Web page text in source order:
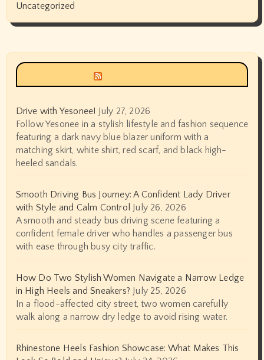
Uncategorized
Drive with Yesonee! July 27, 2026
Follow Yesonee in a stylish lifestyle and fashion sequence
featuring a dark navy blue blazer uniform with a
matching skirt, white shirt, red scarf, and black high-
heeled sandals.
Smooth Driving Bus Journey: A Confident Lady Driver
with Style and Calm Control July 26, 2026
A smooth and steady bus driving scene featuring a
confident female driver who handles a passenger bus
with ease through busy city traffic.
How Do Two Stylish Women Navigate a Narrow Ledge
in High Heels and Sneakers? July 25, 2026
In a flood-affected city street, two women carefully
walk along a narrow dry ledge to avoid rising water.
Rhinestone Heels Fashion Showcase: What Makes This